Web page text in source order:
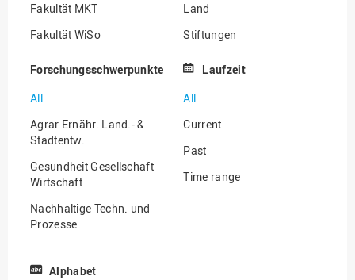
Fakultät MKT
Fakultät WiSo
Land
Stiftungen
Sonstige
Forschungsschwerpunkte
All
Agrar Ernähr. Land.- &
Stadtentw.
Gesundheit Gesellschaft
Wirtschaft
Nachhaltige Techn. und
Prozesse
Vielfältiges Forschen
Laufzeit
All
Current
Past
Time range
Alphabet